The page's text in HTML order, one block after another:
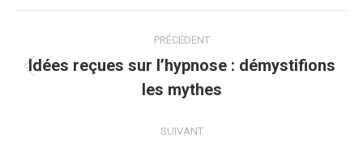
article
PRÉCÉDENT
Article
précédent
Idées reçues sur l’hypnose : démystifions
les mythes
SUIVANT